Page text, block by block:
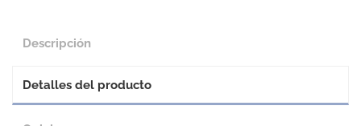
Descripción
Detalles del producto